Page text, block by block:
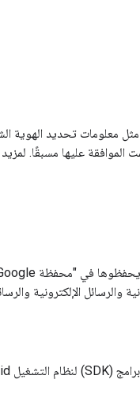
الموافقة عليها مسبقًا.